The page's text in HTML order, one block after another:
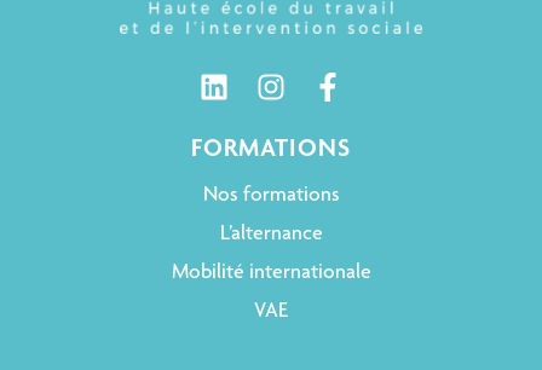
FORMATIONS
Nos formations
L’alternance
Mobilité internationale
VAE